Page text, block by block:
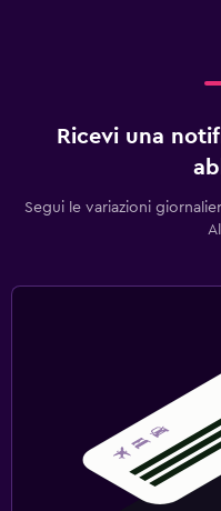
Ricevi una
Segui le variazioni